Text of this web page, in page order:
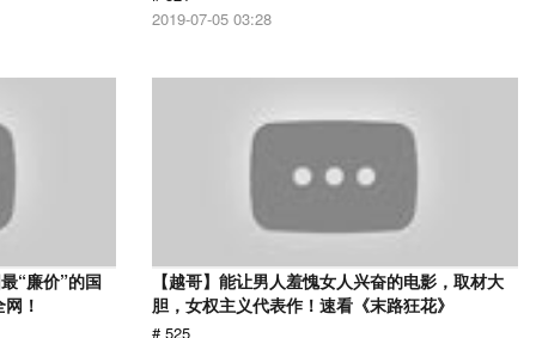
2019-07-05 03:28
“廉价”的国
！
【越哥】能让男人羞愧女人兴奋的电影，取材大
胆，女权主义代表作！速看《末路狂花》
# 525